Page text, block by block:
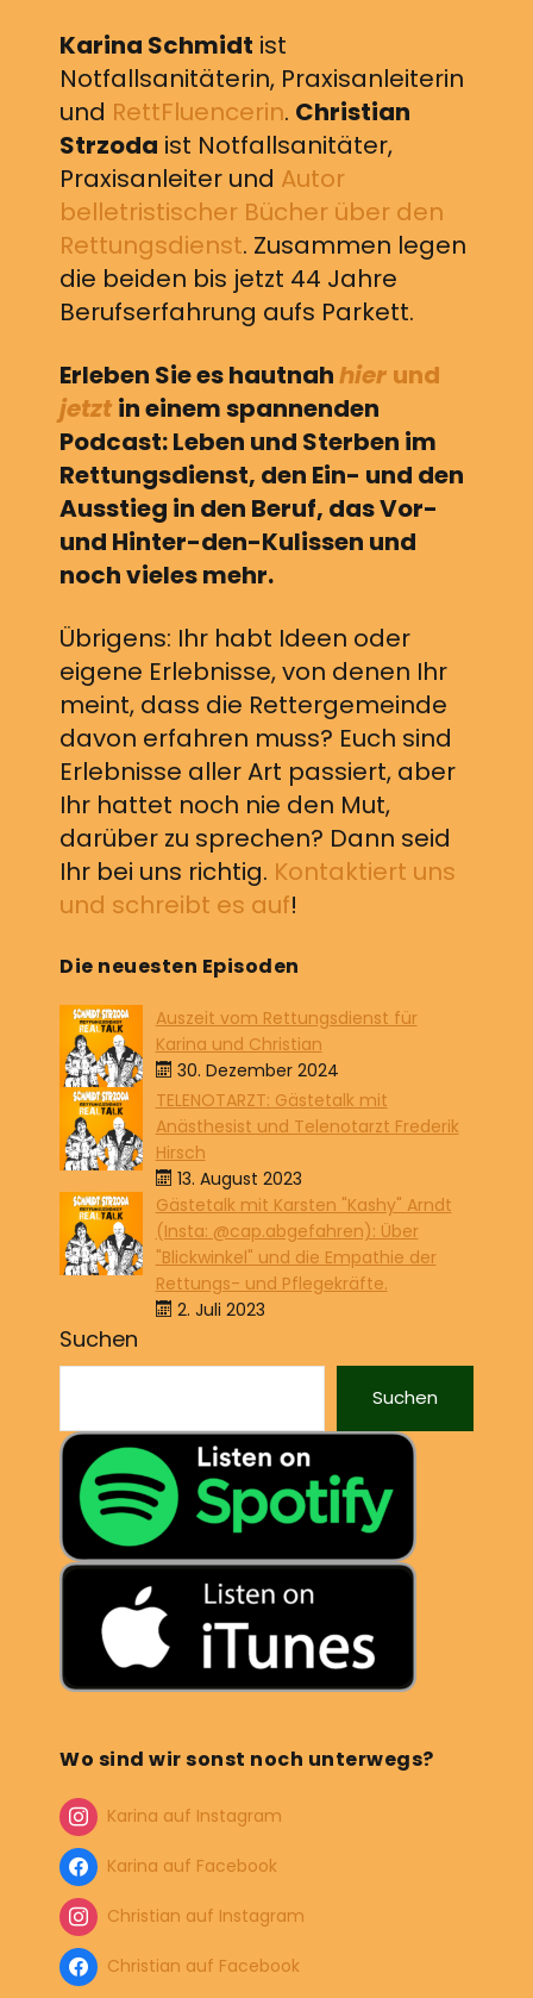
Karina Schmidt ist
Notfallsanitäterin, Praxisanleiterin
und RettFluencerin. Christian
Strzoda ist Notfallsanitäter,
Praxisanleiter und Autor
belletristischer Bücher über den
Rettungsdienst. Zusammen legen
die beiden bis jetzt 44 Jahre
Berufserfahrung aufs Parkett.
Erleben Sie es hautnahhier und
jetzt in einem spannenden
Podcast: Leben und Sterben im
Rettungsdienst, den Ein- und den
Ausstieg in den Beruf, das Vor-
und Hinter-den-Kulissen und
noch vieles mehr.
Übrigens: Ihr habt Ideen oder
eigene Erlebnisse, von denen Ihr
meint, dass die Rettergemeinde
davon erfahren muss? Euch sind
Erlebnisse aller Art passiert, aber
Ihr hattet noch nie den Mut,
darüber zu sprechen? Dann seid
Ihr bei uns richtig. Kontaktiert uns
und schreibt es auf!
Die neuesten Episoden
Auszeit vom Rettungsdienst für
Karina und Christian
30. Dezember 2024
TELENOTARZT: Gästetalk mit
Anästhesist und Telenotarzt Frederik
Hirsch
13. August 2023
Gästetalk mit Karsten "Kashy" Arndt
(Insta: @cap.abgefahren): Über
"Blickwinkel" und die Empathie der
Rettungs- und Pflegekräfte.
2. Juli 2023
Suchen
Suchen
Wo sind wir sonst noch unterwegs?
Karina auf Instagram
Karina auf Facebook
Christian auf Instagram
Christian auf Facebook